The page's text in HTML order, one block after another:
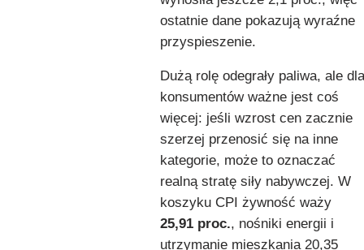
ostatnie dane pokazują wyraźne
przyspieszenie.
Dużą rolę odegrały paliwa, ale dla
konsumentów ważne jest coś
więcej: jeśli wzrost cen zacznie
szerzej przenosić się na inne
kategorie, może to oznaczać
realną stratę siły nabywczej. W
koszyku CPI żywność waży
25,91 proc., nośniki energii i
utrzymanie mieszkania 20,35